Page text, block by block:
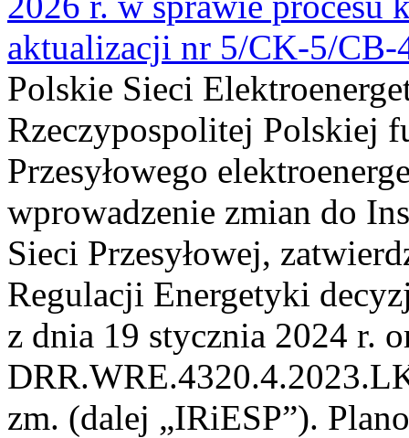
aktualizacji nr 5/CK-5/CB-
Polskie Sieci
Rzeczypospolitej Polskiej
Przesyłowego
wprowadzenie zmian do
Sieci Przesyłowej,
Regulacji Energetyki
z dnia 19 stycznia 2024 r.
zm. (dalej „IRiESP”).